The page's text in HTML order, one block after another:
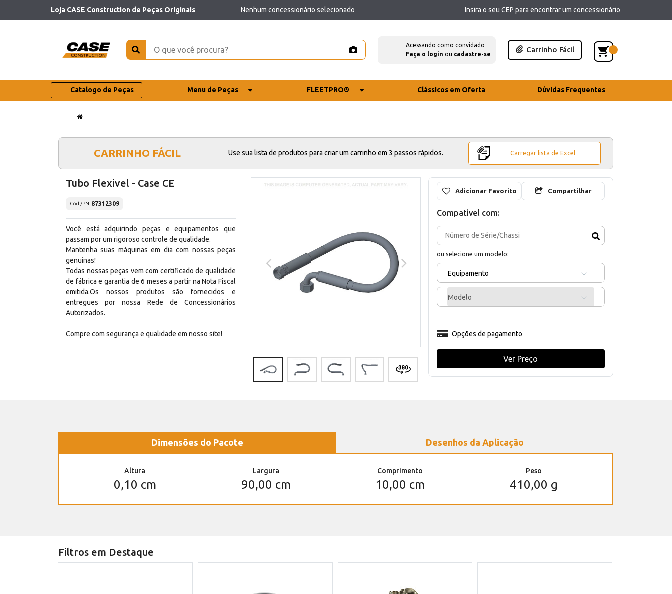
Loja CASE Construction de Peças Originais Nenhum concessionário selecionado Insira o seu CEP para encontrar um concessionário
Acessando como convidado
Faça o login ou cadastre-se
Carrinho Fácil
Catalogo de Peças Menu de Peças FLEETPRO® Clássicos em Oferta Dúvidas Frequentes
CARRINHO FÁCIL Use sua lista de produtos para criar um carrinho em 3 passos rápidos. Carregar lista de Excel
Tubo Flexivel - Case CE
Cód./PN 87312309
Você está adquirindo peças e equipamentos que
passam por um rigoroso controle de qualidade.
Mantenha suas máquinas em dia com nossas peças
genuínas!
Todas nossas peças vem com certificado de qualidade
de fábrica e garantia de 6 meses a partir na Nota Fiscal
emitida.Os nossos produtos são fornecidos e
entregues por nossa Rede de Concessionários
Autorizados.
Compre com segurança e qualidade em nosso site!
Adicionar Favorito Compartilhar
Compativel com:
ou selecione um modelo:
Equipamento
Modelo
Opções de pagamento
Ver Preço
Dimensões do Pacote Desenhos da Aplicação
Altura
0,10 cm
Largura
90,00 cm
Comprimento
10,00 cm
Peso
410,00 g
Filtros em Destaque